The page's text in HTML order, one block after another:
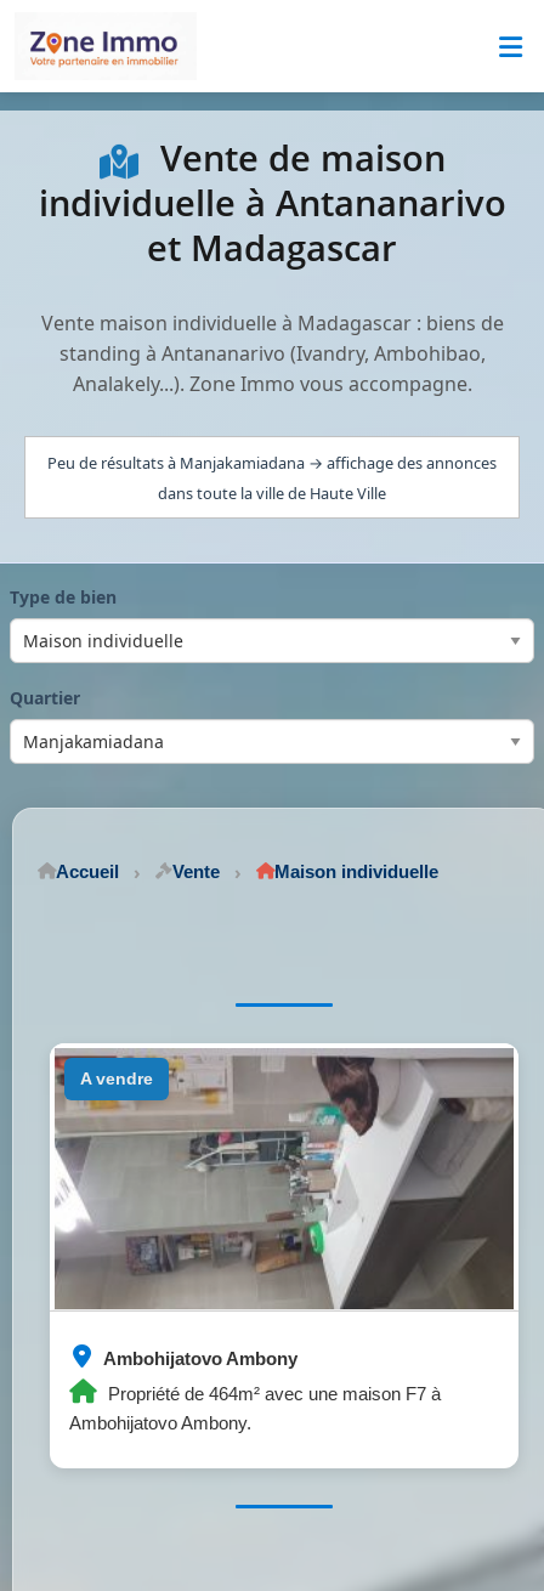
Vente de maison
individuelle à Antananarivo
et Madagascar
Vente maison individuelle à Madagascar : biens de
standing à Antananarivo (Ivandry, Ambohibao,
Analakely...). Zone Immo vous accompagne.
Peu de résultats à Manjakamiadana → affichage des annonces
dans toute la ville de Haute Ville
Type de bien
Quartier
Accueil Vente Maison individuelle
Ambohijatovo Ambony
Propriété de 464m² avec une maison F7 à
Ambohijatovo Ambony.
a vendre